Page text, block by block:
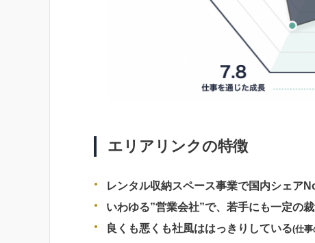
エリアリンクの特徴
レンタル収納スペース事業で国内シェア
いわゆる”営業会社”で、若手にも一定の
良くも悪くも社風ははっきりしている(仕